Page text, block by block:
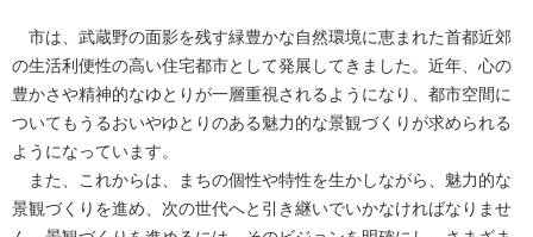
市は、武蔵野の面影を残す緑豊かな自然環境に恵まれた首都近郊
の生活利便性の高い住宅都市として発展してきました。近年、心の
豊かさや精神的なゆとりが一層重視されるようになり、都市空間に
ついてもうるおいやゆとりのある魅力的な景観づくりが求められる
ようになっています。
また、これからは、まちの個性や特性を生かしながら、魅力的な
景観づくりを進め、次の世代へと引き継いでいかなければなりませ